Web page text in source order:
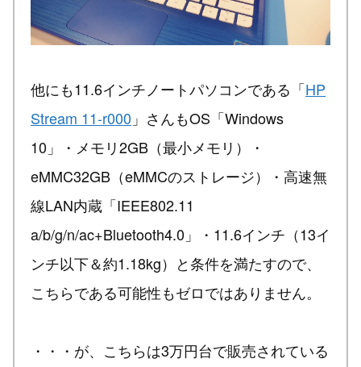
他にも11.6インチノートパソコンである「HP
Stream 11-r000 」さんもOS「Windows
10」・メモリ2GB（最小メモリ）・
eMMC32GB（eMMCのストレージ）・高速無
線LAN内蔵「IEEE802.11
a/b/g/n/ac+Bluetooth4.0」・11.6インチ（13イ
ンチ以下＆約1.18kg）と条件を満たすので、
こちらである可能性もゼロではありません。
・・・が、こちらは3万円台で販売されている